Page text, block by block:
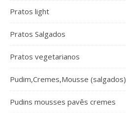
Pratos light
Pratos Salgados
Pratos vegetarianos
Pudim,Cremes,Mousse (salgados)
Pudins mousses pavês cremes